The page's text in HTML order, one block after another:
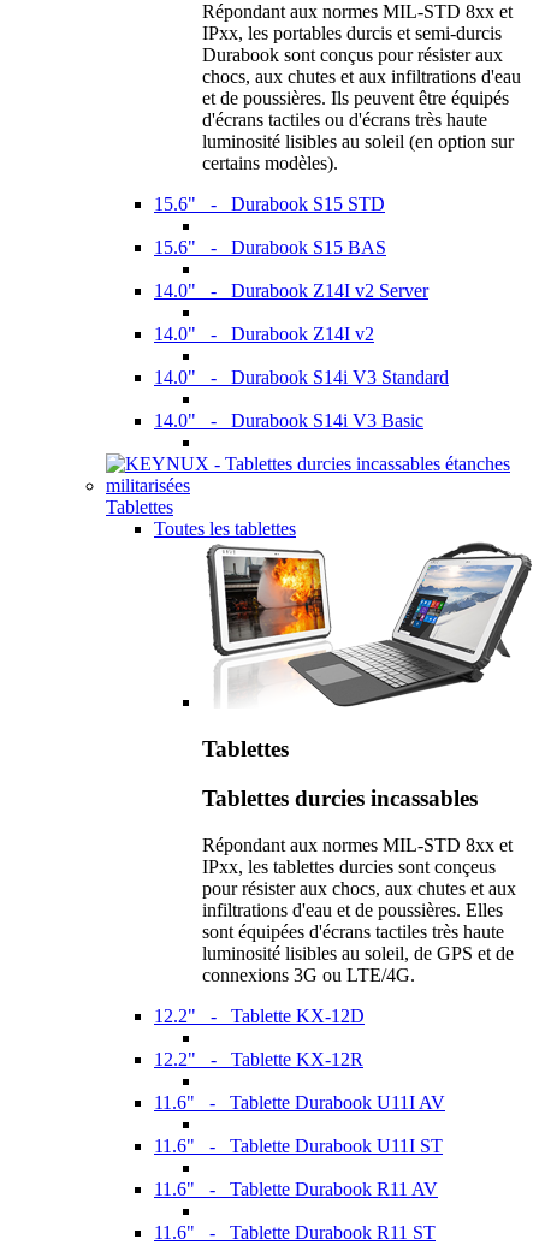
Répondant aux normes MIL-STD 8xx et
IPxx, les portables durcis et semi-durcis
Durabook sont conçus pour résister aux
chocs, aux chutes et aux infiltrations d'eau
et de poussières. Ils peuvent être équipés
d'écrans tactiles ou d'écrans très haute
luminosité lisibles au soleil (en option sur
certains modèles).
15.6" - Durabook S15 STD
15.6" - Durabook S15 BAS
14.0" - Durabook Z14I v2 Server
14.0" - Durabook Z14I v2
14.0" - Durabook S14i V3 Standard
14.0" - Durabook S14i V3 Basic
Tablettes
Toutes les tablettes
Tablettes
Tablettes durcies incassables
Répondant aux normes MIL-STD 8xx et
IPxx, les tablettes durcies sont conçeus
pour résister aux chocs, aux chutes et aux
infiltrations d'eau et de poussières. Elles
sont équipées d'écrans tactiles très haute
luminosité lisibles au soleil, de GPS et de
connexions 3G ou LTE/4G.
12.2" - Tablette KX-12D
12.2" - Tablette KX-12R
11.6" - Tablette Durabook U11I AV
11.6" - Tablette Durabook U11I ST
11.6" - Tablette Durabook R11 AV
11.6" - Tablette Durabook R11 ST